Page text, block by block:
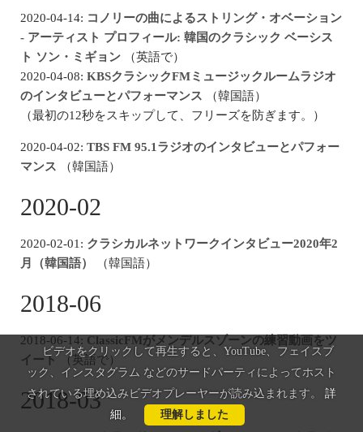
2020-04-14: コノリーの曲によるストリング・オベーション
- アーティスト プロフィール: 韓国のクラシック ベーシス
ト ソン・ミギョン （英語で）
2020-04-08: KBSクラシックFMミュージックルームラジオ
のインタビューとパフォーマンス （韓国語）
（最初の12秒をスキップして、フリーズを防ぎます。）
2020-04-02: TBS FM 95.1ラジオのインタビューとパフォー
マンス （韓国語）
2020-02
2020-02-01: クラシカルネットワークインタビュー2020年2
月（韓国語）
（韓国語）
2018-06
2018-06-14: ClassicFMがメンデルスゾーンの練習動画をツ
イート（英語で）
2018-03
ビデオをクリックして再生すると、YouTube、フェイスブ
ック、インスタグラム などのサードパーティによってホスト
されている埋め込みビデオプレーヤーが読み込まれます。 詳
細 。 理解しました